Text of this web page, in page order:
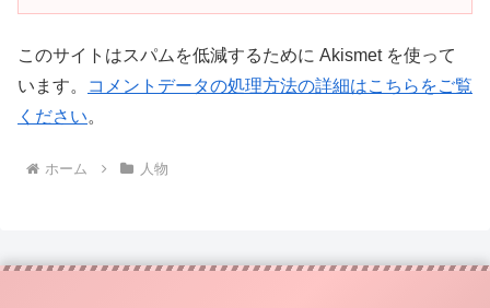
このサイトはスパムを低減するために Akismet を使って
います。
コメントデータの処理方法の詳細はこちらをご覧
ください。
ホーム 人物